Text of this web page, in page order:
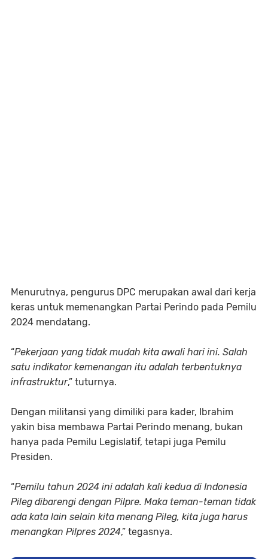
Menurutnya, pengurus DPC merupakan awal dari kerja
keras untuk memenangkan Partai Perindo pada Pemilu
2024 mendatang.
“Pekerjaan yang tidak mudah kita awali hari ini. Salah
satu indikator kemenangan itu adalah terbentuknya
infrastruktur,” tuturnya.
Dengan militansi yang dimiliki para kader, Ibrahim
yakin bisa membawa Partai Perindo menang, bukan
hanya pada Pemilu Legislatif, tetapi juga Pemilu
Presiden.
“Pemilu tahun 2024 ini adalah kali kedua di Indonesia
Pileg dibarengi dengan Pilpre. Maka teman-teman tidak
ada kata lain selain kita menang Pileg, kita juga harus
menangkan Pilpres 2024,” tegasnya.